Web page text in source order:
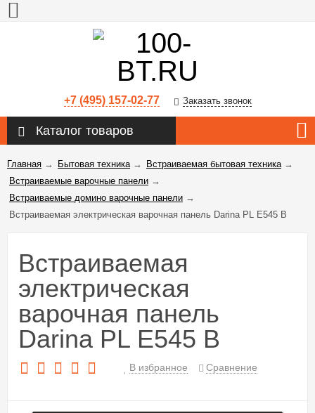
+7 (495) 157-02-77 Заказать звонок
Каталог товаров
Главная → Бытовая техника→ Встраиваемая бытовая техника→
Встраиваемые варочные панели →
Встраиваемые домино варочные панели →
Встраиваемая электрическая варочная панель Darina PL E545 B
Встраиваемая
электрическая
варочная панель
Darina PL E545 B
В избранное Сравнение